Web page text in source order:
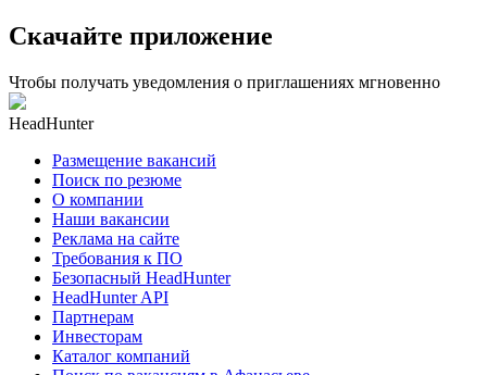
Скачайте приложение
Чтобы получать уведомления о приглашениях мгновенно
HeadHunter
Размещение вакансий
Поиск по резюме
О компании
Наши вакансии
Реклама на сайте
Требования к ПО
Безопасный HeadHunter
HeadHunter API
Партнерам
Инвесторам
Каталог компаний